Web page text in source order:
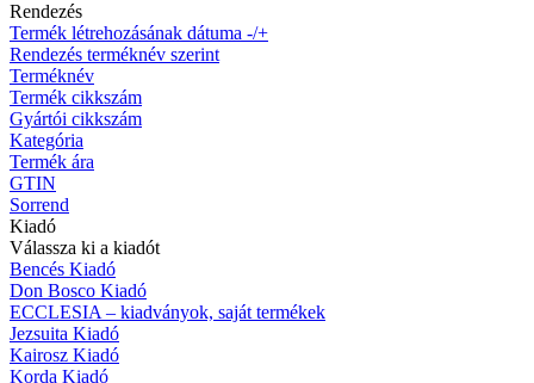
Rendezés
Termék létrehozásának dátuma -/+
Rendezés terméknév szerint
Terméknév
Termék cikkszám
Gyártói cikkszám
Kategória
Termék ára
GTIN
Sorrend
Kiadó
Válassza ki a kiadót
Bencés Kiadó
Don Bosco Kiadó
ECCLESIA – kiadványok, saját termékek
Jezsuita Kiadó
Kairosz Kiadó
Korda Kiadó